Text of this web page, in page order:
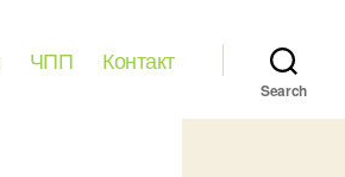
ЧПП Контакт
Search